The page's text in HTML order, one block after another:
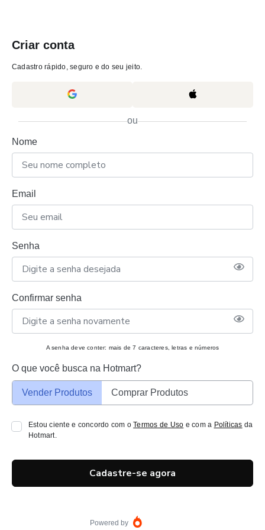
Criar conta
Cadastro rápido, seguro e do seu jeito.
ou
Nome
Email
Senha
Confirmar senha
A senha deve conter: mais de 7 caracteres, letras e números
O que você busca na Hotmart?
Vender Produtos Comprar Produtos
Estou ciente e concordo com oTermos de Uso e com a Políticas da
Hotmart.
Cadastre-se agora
Powered by